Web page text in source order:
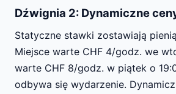
Dźwignia 2: Dynamiczne
Statyczne stawki zostawiają
Miejsce warte CHF 4/godz. we
warte CHF 8/godz. w piątek o
odbywa się wydarzenie.